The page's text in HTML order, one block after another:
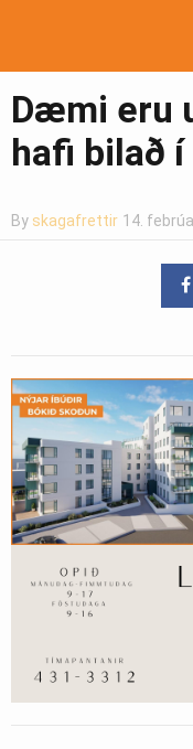
Dæmi eru
hafi bilað
By skagafrettir 14.